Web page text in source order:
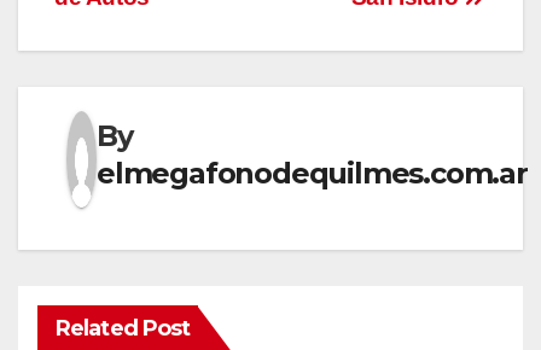
By
elmegafonodequilmes.com.ar
Related Post